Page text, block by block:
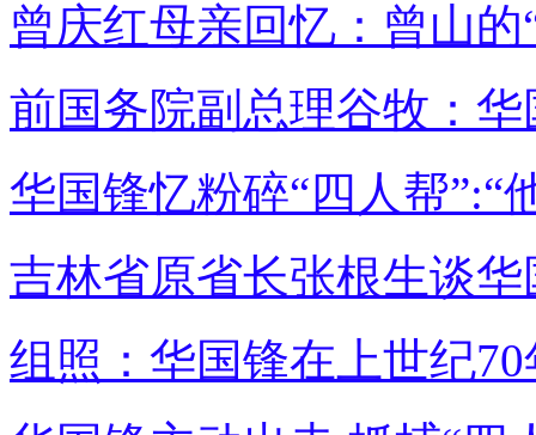
曾庆红母亲回忆：曾山
前国务院副总理谷牧：
华国锋忆粉碎“四人帮”:“
吉林省原省长张根生谈华
组照：华国锋在上世纪